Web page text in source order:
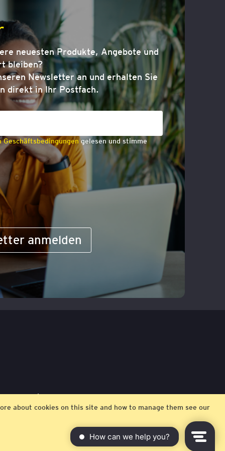
about cookies on this site and how to manage them see our
neuesten Produkte, Angebote und
bleiben?
Newsletter an und erhalten Sie
direkt in Ihr Postfach.
Geschäftsbedingungengelesen und stimme
anmelden
Impressum